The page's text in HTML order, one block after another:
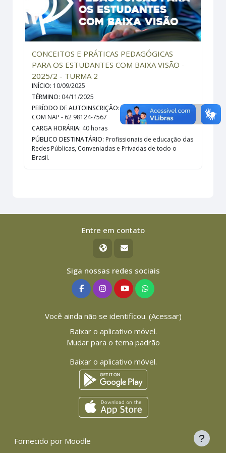
CONCEITOS E PRÁTICAS PEDAGÓGICAS
PARA OS ESTUDANTES COM BAIXA VISÃO -
2025/2 - TURMA 2
INÍCIO: 10/09/2025
TÉRMINO: 04/11/2025
PERÍODO DE AUTOINSCRIÇÃO:ENTRAR EM CONTATO
COM NAP - 62 98124-7567
CARGA HORÁRIA: 40 horas
PÚBLICO DESTINATÁRIO: Profissionais de educação das
Redes Públicas, Conveniadas e Privadas de todo o
Brasil.
Entre em contato
Siga nossas redes sociais
Você ainda não se identificou. (Acessar)
Baixar o aplicativo móvel.
Mudar para o tema padrão
Baixar o aplicativo móvel.
Fornecido por Moodle